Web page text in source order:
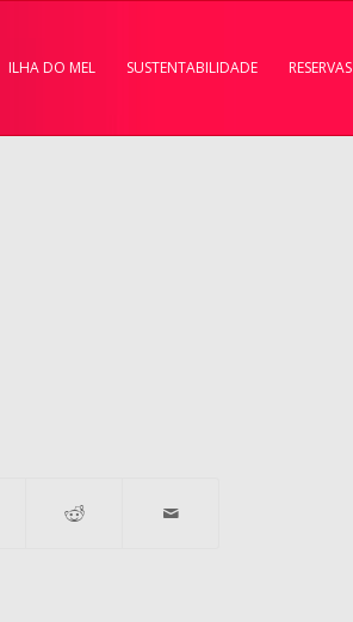
ILHA DO MEL SUSTENTABILIDADE RESERVAS